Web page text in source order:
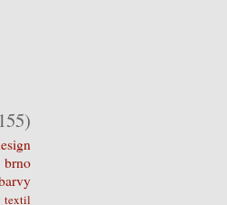
brno
textil